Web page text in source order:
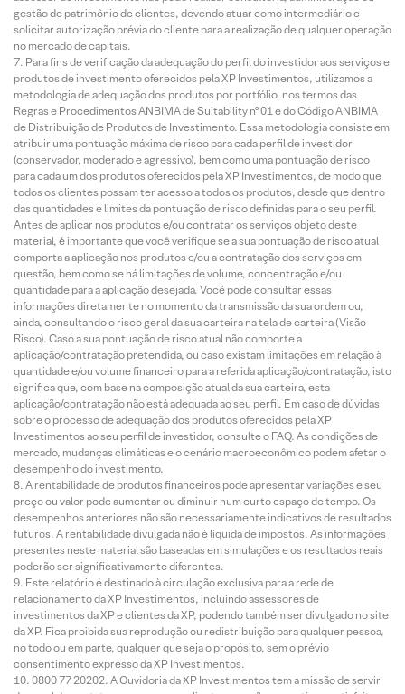
gestão de patrimônio de clientes, devendo atuar como intermediário e
solicitar autorização prévia do cliente para a realização de qualquer operação
no mercado de capitais.
Para fins de verificação da adequação do perfil do investidor aos serviços e
produtos de investimento oferecidos pela XP Investimentos, utilizamos a
metodologia de adequação dos produtos por portfólio, nos termos das
Regras e Procedimentos ANBIMA de Suitability nº 01 e do Código ANBIMA
de Distribuição de Produtos de Investimento. Essa metodologia consiste em
atribuir uma pontuação máxima de risco para cada perfil de investidor
(conservador, moderado e agressivo), bem como uma pontuação de risco
para cada um dos produtos oferecidos pela XP Investimentos, de modo que
todos os clientes possam ter acesso a todos os produtos, desde que dentro
das quantidades e limites da pontuação de risco definidas para o seu perfil.
Antes de aplicar nos produtos e/ou contratar os serviços objeto deste
material, é importante que você verifique se a sua pontuação de risco atual
comporta a aplicação nos produtos e/ou a contratação dos serviços em
questão, bem como se há limitações de volume, concentração e/ou
quantidade para a aplicação desejada. Você pode consultar essas
informações diretamente no momento da transmissão da sua ordem ou,
ainda, consultando o risco geral da sua carteira na tela de carteira (Visão
Risco). Caso a sua pontuação de risco atual não comporte a
aplicação/contratação pretendida, ou caso existam limitações em relação à
quantidade e/ou volume financeiro para a referida aplicação/contratação, isto
significa que, com base na composição atual da sua carteira, esta
aplicação/contratação não está adequada ao seu perfil. Em caso de dúvidas
sobre o processo de adequação dos produtos oferecidos pela XP
Investimentos ao seu perfil de investidor, consulte o FAQ. As condições de
mercado, mudanças climáticas e o cenário macroeconômico podem afetar o
desempenho do investimento.
A rentabilidade de produtos financeiros pode apresentar variações e seu
preço ou valor pode aumentar ou diminuir num curto espaço de tempo. Os
desempenhos anteriores não são necessariamente indicativos de resultados
futuros. A rentabilidade divulgada não é líquida de impostos. As informações
presentes neste material são baseadas em simulações e os resultados reais
poderão ser significativamente diferentes.
Este relatório é destinado à circulação exclusiva para a rede de
relacionamento da XP Investimentos, incluindo assessores de
investimentos da XP e clientes da XP, podendo também ser divulgado no site
da XP. Fica proibida sua reprodução ou redistribuição para qualquer pessoa,
no todo ou em parte, qualquer que seja o propósito, sem o prévio
consentimento expresso da XP Investimentos.
0800 77 20202. A Ouvidoria da XP Investimentos tem a missão de servir